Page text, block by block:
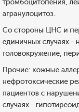
тромбоцитопения,
агранулоцитоз.
Со стороны ЦНС и
единичных случаях -
головокружение,
Прочие: кожные
нефротоксические
пациентов с
случаях -